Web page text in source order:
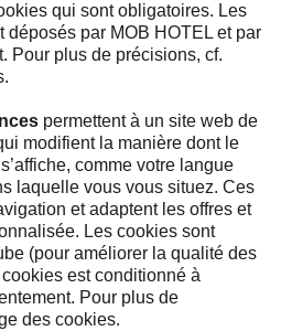
qui sont obligatoires. Les
par MOB HOTEL et par
Pour plus de précisions, cf.
permettent à un site web de
modifient la manière dont le
comme votre langue
laquelle vous vous situez. Ces
et adaptent les offres et
Les cookies sont
(pour améliorer la qualité des
est conditionné à
Pour plus de
des cookies.